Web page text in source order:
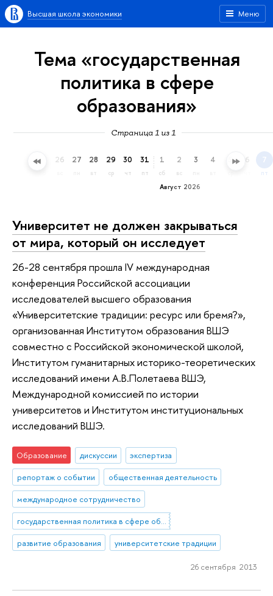
Меню
Высшая школа экономики
Тема «государственная
политика в сфере
образования»
Страница 1 из 1
25 26 27 28
вт
29
ср
30
чт
31
пт
Август 2026
1
сб
2
вс
3 4 5 6 7
пт
Университет не должен закрываться
от мира, который он исследует
26-28 сентября прошла IV международная
конференция Российской ассоциации
исследователей высшего образования
«Университетские традиции: ресурс или бремя?»,
организованная Институтом образования ВШЭ
совместно с Российской экономической школой,
Институтом гуманитарных историко-теоретических
исследований имени А.В.Полетаева ВШЭ,
Международной комиссией по истории
университетов и Институтом институциональных
исследований ВШЭ.
Образование дискуссии
экспертиза
репортаж о событии
общественная деятельность
международное сотрудничество
государственная политика в сфере образования
развитие образования
университетские традиции
26 сентября 2013